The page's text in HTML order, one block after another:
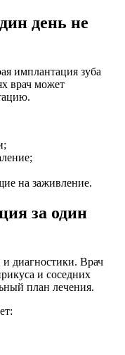
день не
имплантация зуба
врач может
на заживление.
за один
и диагностики. Врач
и соседних
план лечения.